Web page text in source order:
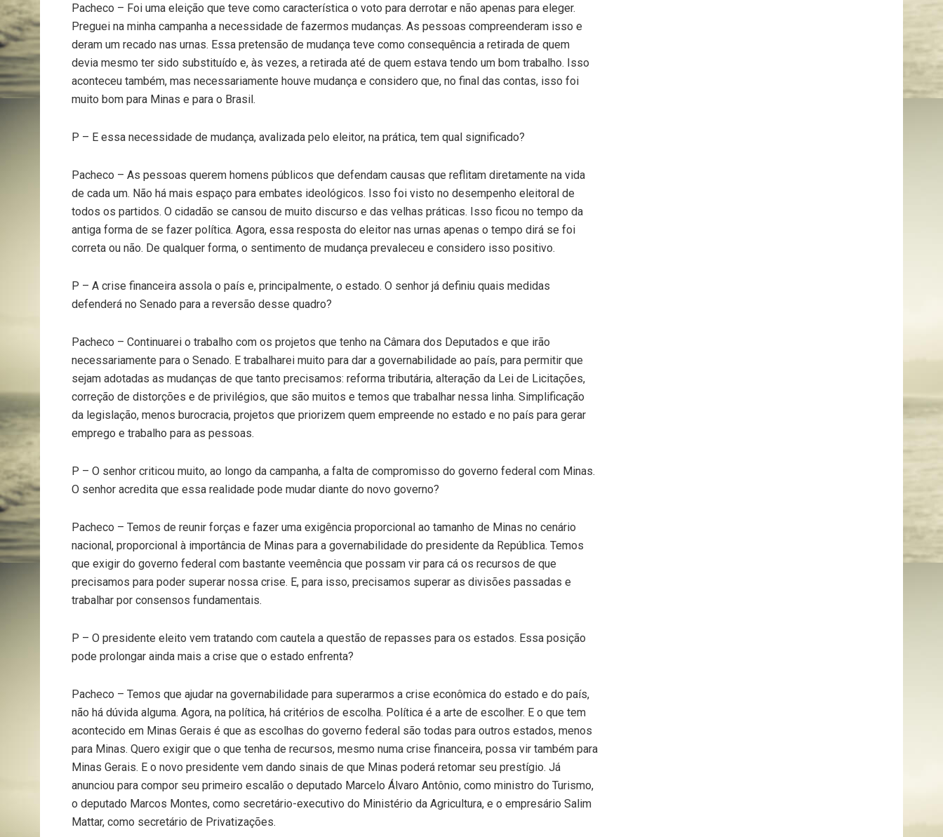
Pacheco – Foi uma eleição que teve como característica o voto para derrotar e não apenas para eleger.
Preguei na minha campanha a necessidade de fazermos mudanças. As pessoas compreenderam isso e
deram um recado nas urnas. Essa pretensão de mudança teve como consequência a retirada de quem
devia mesmo ter sido substituído e, às vezes, a retirada até de quem estava tendo um bom trabalho. Isso
aconteceu também, mas necessariamente houve mudança e considero que, no final das contas, isso foi
muito bom para Minas e para o Brasil.
P – E essa necessidade de mudança, avalizada pelo eleitor, na prática, tem qual significado?
Pacheco – As pessoas querem homens públicos que defendam causas que reflitam diretamente na vida
de cada um. Não há mais espaço para embates ideológicos. Isso foi visto no desempenho eleitoral de
todos os partidos. O cidadão se cansou de muito discurso e das velhas práticas. Isso ficou no tempo da
antiga forma de se fazer política. Agora, essa resposta do eleitor nas urnas apenas o tempo dirá se foi
correta ou não. De qualquer forma, o sentimento de mudança prevaleceu e considero isso positivo.
P – A crise financeira assola o país e, principalmente, o estado. O senhor já definiu quais medidas
defenderá no Senado para a reversão desse quadro?
Pacheco – Continuarei o trabalho com os projetos que tenho na Câmara dos Deputados e que irão
necessariamente para o Senado. E trabalharei muito para dar a governabilidade ao país, para permitir que
sejam adotadas as mudanças de que tanto precisamos: reforma tributária, alteração da Lei de Licitações,
correção de distorções e de privilégios, que são muitos e temos que trabalhar nessa linha. Simplificação
da legislação, menos burocracia, projetos que priorizem quem empreende no estado e no país para gerar
emprego e trabalho para as pessoas.
P – O senhor criticou muito, ao longo da campanha, a falta de compromisso do governo federal com Minas.
O senhor acredita que essa realidade pode mudar diante do novo governo?
Pacheco – Temos de reunir forças e fazer uma exigência proporcional ao tamanho de Minas no cenário
nacional, proporcional à importância de Minas para a governabilidade do presidente da República. Temos
que exigir do governo federal com bastante veemência que possam vir para cá os recursos de que
precisamos para poder superar nossa crise. E, para isso, precisamos superar as divisões passadas e
trabalhar por consensos fundamentais.
P – O presidente eleito vem tratando com cautela a questão de repasses para os estados. Essa posição
pode prolongar ainda mais a crise que o estado enfrenta?
Pacheco – Temos que ajudar na governabilidade para superarmos a crise econômica do estado e do país,
não há dúvida alguma. Agora, na política, há critérios de escolha. Política é a arte de escolher. E o que tem
acontecido em Minas Gerais é que as escolhas do governo federal são todas para outros estados, menos
para Minas. Quero exigir que o que tenha de recursos, mesmo numa crise financeira, possa vir também para
Minas Gerais. E o novo presidente vem dando sinais de que Minas poderá retomar seu prestígio. Já
anunciou para compor seu primeiro escalão o deputado Marcelo Álvaro Antônio, como ministro do Turismo,
o deputado Marcos Montes, como secretário-executivo do Ministério da Agricultura, e o empresário Salim
Mattar, como secretário de Privatizações.